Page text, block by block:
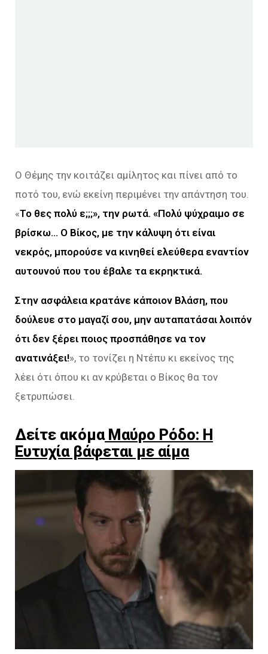
Ο Θέμης την κοιτάζει αμίλητος και πίνει από το
ποτό του, ενώ εκείνη περιμένει την απάντηση του.
«Το θες πολύ ε;;;», την ρωτά. «Πολύ ψύχραιμο σε
βρίσκω… Ο Βίκος, με την κάλυψη ότι είναι
νεκρός, μπορούσε να κινηθεί ελεύθερα εναντίον
αυτουνού που του έβαλε τα εκρηκτικά.
Στην ασφάλεια κρατάνε κάποιον Βλάση, που
δούλευε στο μαγαζί σου, μην αυταπατάσαι λοιπόν
ότι δεν ξέρει ποιος προσπάθησε να τον
ανατινάξει!», το τονίζει η Ντέπυ κι εκείνος της
λέει ότι όπου κι αν κρύβεται ο Βίκος θα τον
ξετρυπώσει.
Δείτε ακόμαΜαύρο Ρόδο: Η
Ευτυχία βάφεται με αίμα